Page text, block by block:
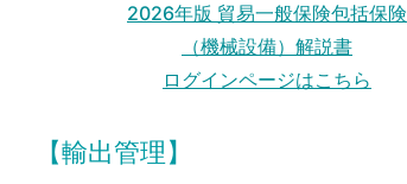
2026年版 貿易一般保険包括保険
（機械設備）解説書
ログインページはこちら
【輸出管理】